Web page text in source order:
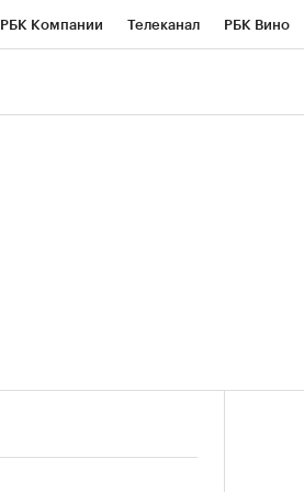
РБК Компании Телеканал РБК Вино